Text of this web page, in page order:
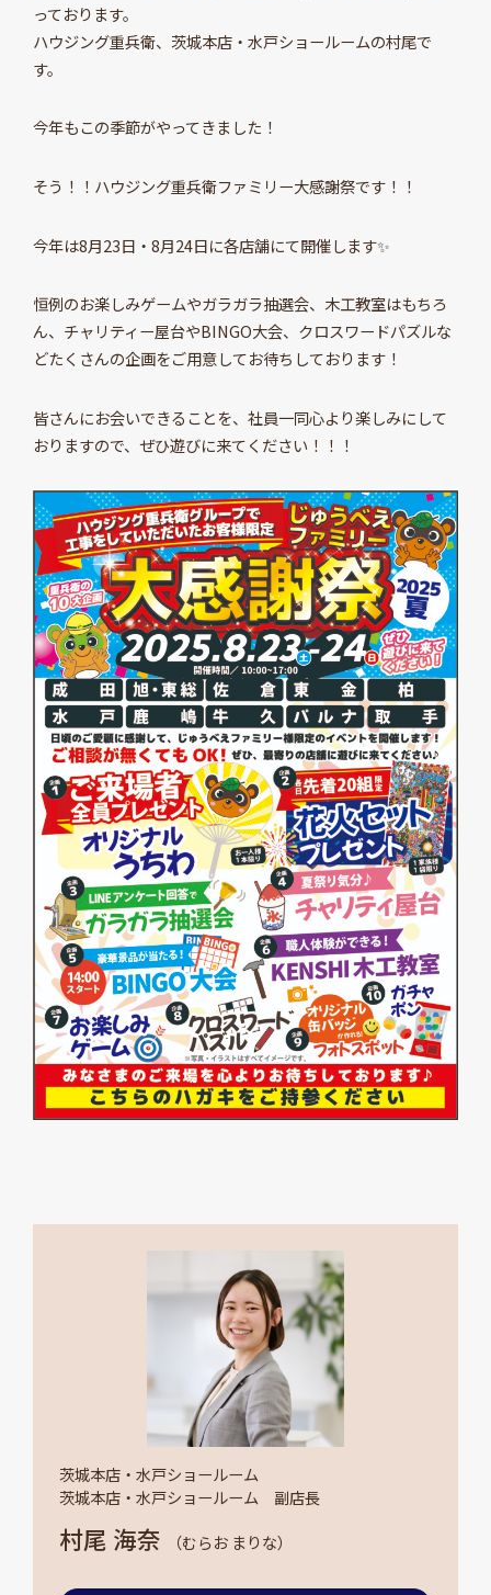
っております。
ハウジング重兵衛、茨城本店・水戸ショールームの村尾で
す。
今年もこの季節がやってきました！
そう！！ハウジング重兵衛ファミリー大感謝祭です！！
今年は8月23日・8月24日に各店舗にて開催します✨
恒例のお楽しみゲームやガラガラ抽選会、木工教室はもちろ
ん、チャリティー屋台やBINGO大会、クロスワードパズルな
どたくさんの企画をご用意してお待ちしております！
皆さんにお会いできることを、社員一同心より楽しみにして
おりますので、ぜひ遊びに来てください！！！
茨城本店・水戸ショールーム
茨城本店・水戸ショールーム 副店長
村尾 海奈 （むらお まりな）